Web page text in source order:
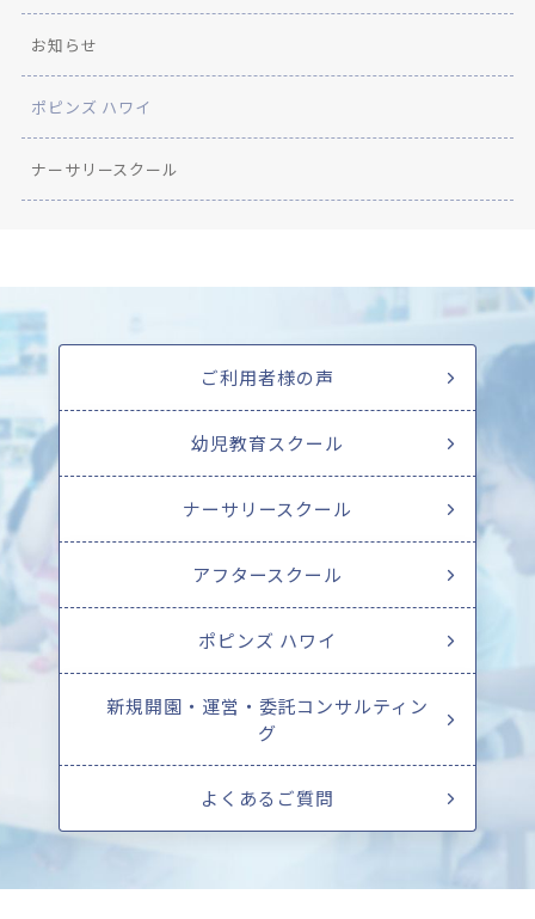
お知らせ
ポピンズ ハワイ
ナーサリースクール
ご利用者様の声
幼児教育スクール
ナーサリースクール
アフタースクール
ポピンズ ハワイ
新規開園・運営・委託コンサルティン
グ
よくあるご質問